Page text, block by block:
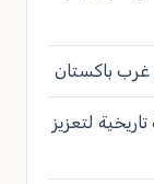
غرب باكستان
لتعزيز